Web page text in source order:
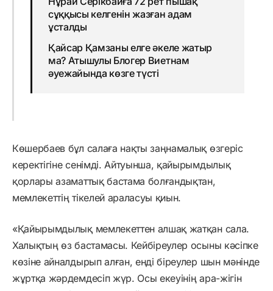
сұққысы келгенін жазған адам
ұсталды
Қайсар Қамзаны елге әкеле жатыр
ма? Атышулы Блогер Виетнам
әуежайында көзге түсті
Көшербаев бұл салаға нақты заңнамалық өзгеріс
керектігіне сенімді. Айтуынша, қайырымдылық
қорлары азаматтық бастама болғандықтан,
мемлекеттің тікелей араласуы қиын.
«Қайырымдылық мемлекеттен алшақ жатқан сала.
Халықтың өз бастамасы. Кейбіреулер осыны кәсіпке
көзіне айналдырып алған, енді біреулер шын мәнінде
жұртқа жәрдемдесіп жүр. Осы екеуінің ара-жігін